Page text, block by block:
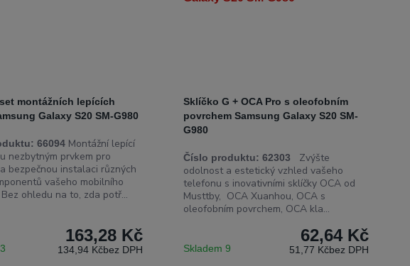
montážních lepících
Galaxy S20 SM-G980
66094Montážní lepící
nezbytným prvkem pro
bezpečnou instalaci různých
vašeho mobilního
ohledu na to, zda potř...
163,28 Kč
134,94 Kčbez DPH
Sklíčko G + OCA Pro s oleofobním
povrchem Samsung Galaxy S20 SM-
G980
Číslo produktu: 62303
Zvýšte
odolnost a estetický vzhled vašeho
telefonu s inovativními sklíčky OCA od
Musttby, OCA Xuanhou, OCA s
oleofobním povrchem, OCA kla...
62,64 Kč
51,77 Kčbez DPH
Skladem 9